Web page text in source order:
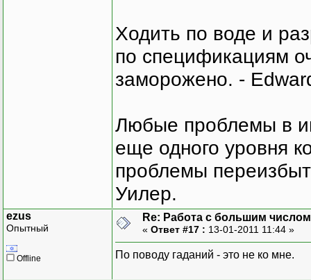
Ходить по воде и
по спецификациям
заморожено. -
Любые проблемы в
еще одного уровня
проблемы
Уилер.
ezus
Опытный
Offline
Re: Работа с большим
« Ответ #17 : 13-01-2011 11:44 »
По поводу гаданий - это не ко мне.